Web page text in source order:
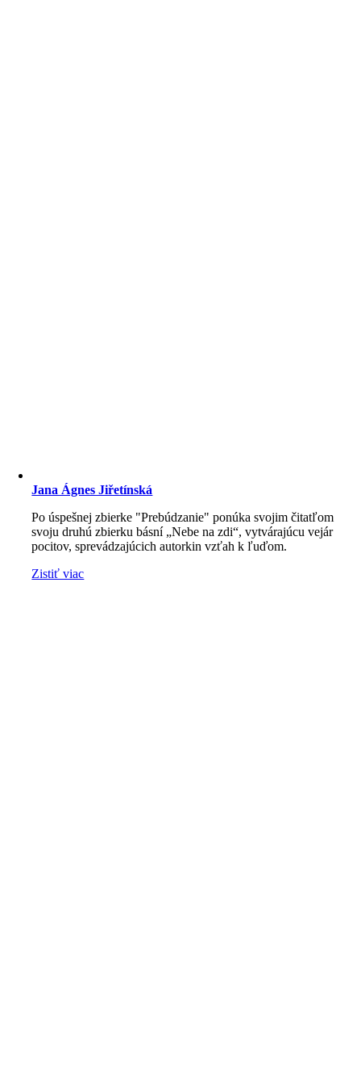
Jana Ágnes Jiřetínská
Po úspešnej zbierke "Prebúdzanie" ponúka svojim čitatľom
svoju druhú zbierku básní „Nebe na zdi“, vytvárajúcu vejár
pocitov, sprevádzajúcich autorkin vzťah k ľuďom.
Zistiť viac